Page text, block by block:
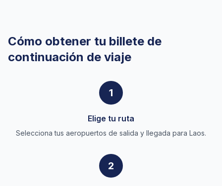
Cómo obtener tu billete de
continuación de viaje
1
Elige tu ruta
Selecciona tus aeropuertos de salida y llegada para Laos.
2